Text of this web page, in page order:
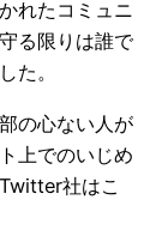
れたコミュニ
る限りは誰で
た。
の心ない人が
上でのいじめ
社はこ